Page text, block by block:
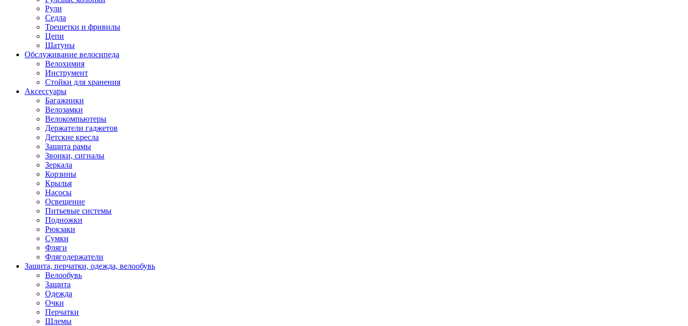
Рули
Седла
Трещетки и фривилы
Цепи
Шатуны
Обслуживание велосипеда
Велохимия
Инструмент
Стойки для хранения
Аксессуары
Багажники
Велозамки
Велокомпьютеры
Держатели гаджетов
Детские кресла
Защита рамы
Звонки, сигналы
Зеркала
Корзины
Крылья
Насосы
Освещение
Питьевые системы
Подножки
Рюкзаки
Сумки
Фляги
Флягодержатели
Защита, перчатки, одежда, велообувь
Велообувь
Защита
Одежда
Очки
Перчатки
Шлемы